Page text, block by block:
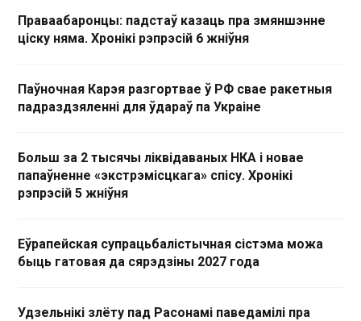
Праваабаронцы: падстаў казаць пра змяншэнне
ціску няма. Хронікі рэпрэсій 6 жніўня
Паўночная Карэя разгортвае ў РФ свае ракетныя
падраздзяленні для ўдараў па Украіне
Больш за 2 тысячы ліквідаваных НКА і новае
папаўненне «экстрэмісцкага» спісу. Хронікі
рэпрэсій 5 жніўня
Еўрапейская супрацьбалістычная сістэма можа
быць гатовая да сярэдзіны 2027 года
Удзельнікі злёту пад Расонамі паведамілі пра